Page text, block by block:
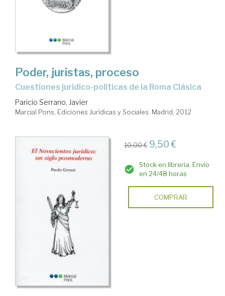
Poder, juristas, proceso
cuestiones jurídico-políticas de la Roma Clásica
Paricio Serrano, Javier
Marcial Pons, Ediciones Jurídicas y Sociales. Madrid, 2012
10,00 € 9,50 €
Stock en librería. Envío
en 24/48 horas
COMPRAR